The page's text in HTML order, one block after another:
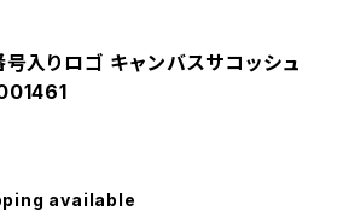
入りロゴ キャンバスサコッシュ
available